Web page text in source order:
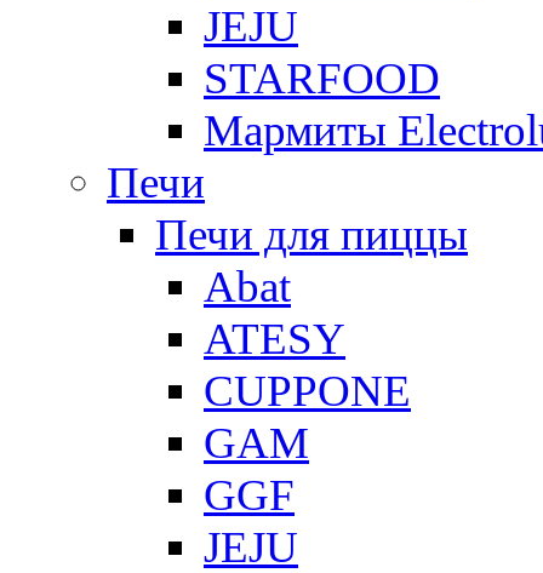
JEJU
STARFOOD
Мармиты
Печи
Печи для пиццы
Abat
ATESY
CUPPONE
GAM
GGF
JEJU